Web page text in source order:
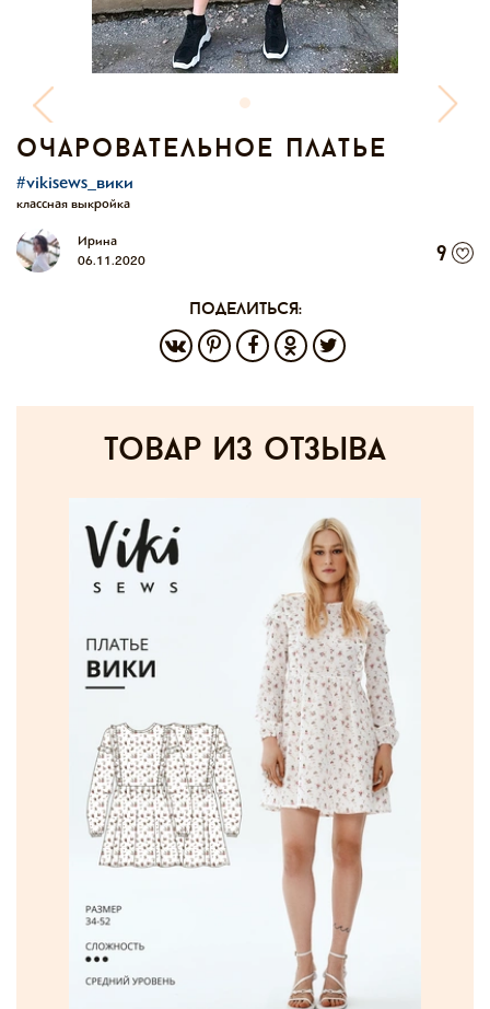
очаровательное платье
#vikisews_вики
классная выкройка
Ирина
06.11.2020
9
поделиться:
товар из отзыва